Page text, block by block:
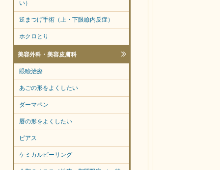
い）
逆まつげ手術（上・下眼瞼内反症）
ホクロとり
美容外科・美容皮膚科
眼瞼治療
あごの形をよくしたい
ダーマペン
唇の形をよくしたい
ピアス
ケミカルピーリング